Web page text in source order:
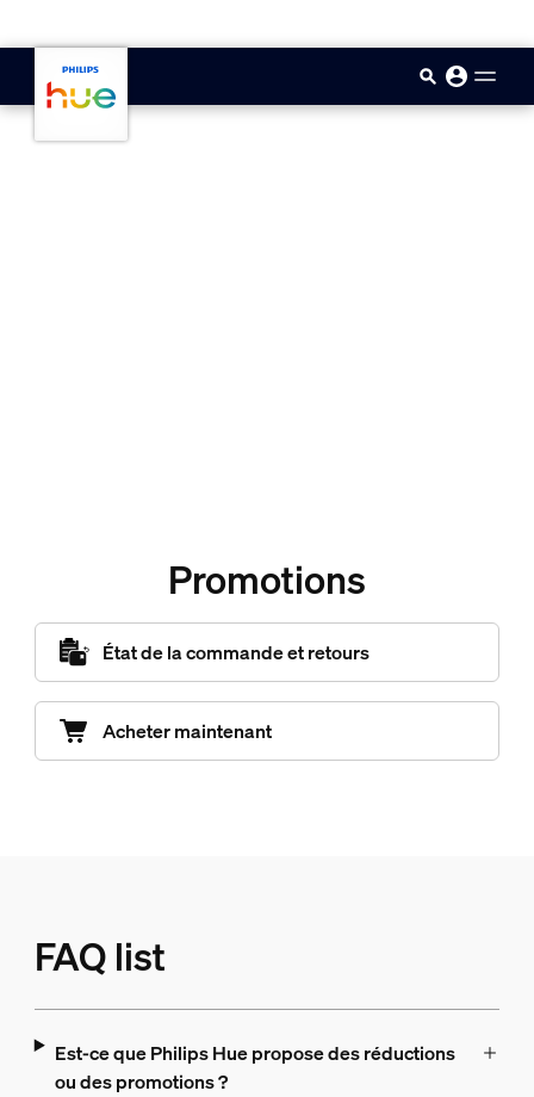
Promotions
État de la commande et retours
Acheter maintenant
FAQ list
Est-ce que Philips Hue propose des réductions
ou des promotions ?